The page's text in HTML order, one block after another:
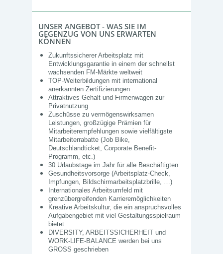
UNSER ANGEBOT - WAS SIE IM
GEGENZUG VON UNS ERWARTEN
KÖNNEN
Zukunftssicherer Arbeitsplatz mit
Entwicklungsgarantie in einem der schnellst
wachsenden FM-Märkte weltweit
TOP-Weiterbildungen mit international
anerkannten Zertifizierungen
Attraktives Gehalt und Firmenwagen zur
Privatnutzung
Zuschüsse zu vermögenswirksamen
Leistungen, großzügige Prämien für
Mitarbeiterempfehlungen sowie vielfältigste
Mitarbeiterrabatte (Job Bike,
Deutschlandticket, Corporate Benefit-
Programm, etc.)
30 Urlaubstage im Jahr für alle Beschäftigten
Gesundheitsvorsorge (Arbeitsplatz-Check,
Impfungen, Bildschirmarbeitsplatzbrille, …)
Internationales Arbeitsumfeld mit
grenzübergreifenden Karrieremöglichkeiten
Kreative Arbeitskultur, die ein anspruchsvolles
Aufgabengebiet mit viel Gestaltungsspielraum
bietet
DIVERSITY, ARBEITSSICHERHEIT und
WORK-LIFE-BALANCE werden bei uns
GROSS geschrieben